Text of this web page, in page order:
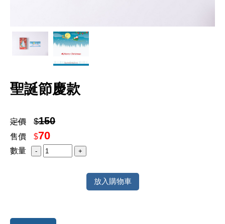
聖誕節慶款
定價 $150
售價 $70
數量
放入購物車